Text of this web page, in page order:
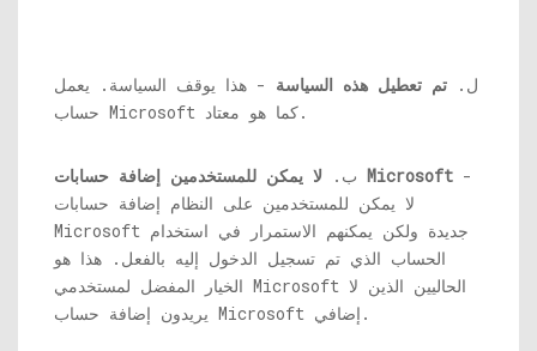
ل. تم تعطيل هذه السياسة - هذا يوقف السياسة. يعمل
حساب Microsoft كما هو معتاد.
ب. لا يمكن للمستخدمين إضافة حسابات Microsoft -
لا يمكن للمستخدمين على النظام إضافة حسابات
Microsoft جديدة ولكن يمكنهم الاستمرار في استخدام
الحساب الذي تم تسجيل الدخول إليه بالفعل. هذا هو
الخيار المفضل لمستخدمي Microsoft الحاليين الذين لا
يريدون إضافة حساب Microsoft إضافي.